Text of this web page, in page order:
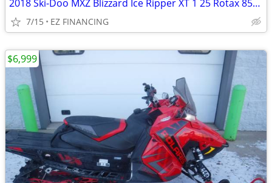
2018 Ski-Doo MXZ Blizzard Ice Ripper XT 1 25 Rotax 850 E-TEC RE
7/15 EZ FINANCING
$6,999